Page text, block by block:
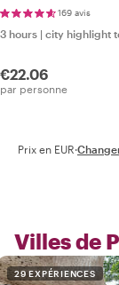
169 avis
3 hours | city highlight
€22.06
par personne
Prix en EUR·
Villes de
29 EXPÉRIENCES